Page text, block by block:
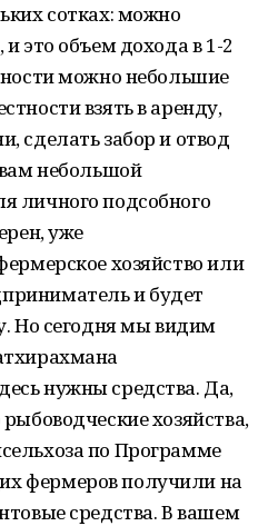
сотках: можно
это объем дохода в 1-2
можно небольшие
взять в аренду,
сделать забор и отвод
небольшой
личного подсобного
уже
хозяйство или
и будет
Но сегодня мы видим
нужны средства. Да,
хозяйства,
по Программе
фермеров получили на
средства. В вашем